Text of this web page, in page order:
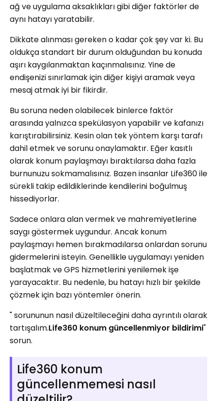
ağ ve uygulama aksaklıkları gibi diğer faktörler de
aynı hatayı yaratabilir.
Dikkate alınması gereken o kadar çok şey var ki. Bu
oldukça standart bir durum olduğundan bu konuda
aşırı kaygılanmaktan kaçınmalısınız. Yine de
endişenizi sınırlamak için diğer kişiyi aramak veya
mesaj atmak iyi bir fikirdir.
Bu soruna neden olabilecek binlerce faktör
arasında yalnızca spekülasyon yapabilir ve kafanızı
karıştırabilirsiniz. Kesin olan tek yöntem karşı tarafı
dahil etmek ve sorunu onaylamaktır. Eğer kasıtlı
olarak konum paylaşmayı bıraktılarsa daha fazla
burnunuzu sokmamalısınız. Bazen insanlar Life360 ile
sürekli takip edildiklerinde kendilerini boğulmuş
hissediyorlar.
Sadece onlara alan vermek ve mahremiyetlerine
saygı göstermek uygundur. Ancak konum
paylaşmayı hemen bırakmadılarsa onlardan sorunu
gidermelerini isteyin. Genellikle uygulamayı yeniden
başlatmak ve GPS hizmetlerini yenilemek işe
yarayacaktır. Bu nedenle, bu hatayı hızlı bir şekilde
çözmek için bazı yöntemler önerin.
" sorununun nasıl düzeltileceğini daha ayrıntılı olarak
tartışalım.Life360 konum güncellenmiyor bildirimi"
sorun.
Life360 konum
güncellenmemesi nasıl